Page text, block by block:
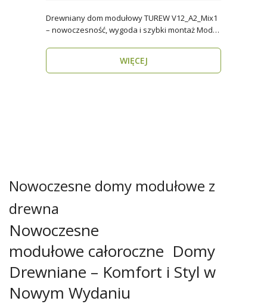
Drewniany dom modułowy TUREW V12_A2_Mix1
– nowoczesność, wygoda i szybki montaż Model
WIĘCEJ
Nowoczesne domy modułowe z
drewna
Nowoczesne
modułowe całoroczne Domy
Drewniane – Komfort i Styl w
Nowym Wydaniu